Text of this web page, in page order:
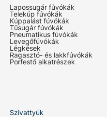
Lapossugár fúvókák
Telekúp fúvókák
Kúppalást fúvókák
Tűsugár fúvókák
Pneumatikus fúvókák
Levegőfúvókák
Légkések
Ragasztó- és lakkfúvókák
Porfestő alkatrészek
Szivattyúk